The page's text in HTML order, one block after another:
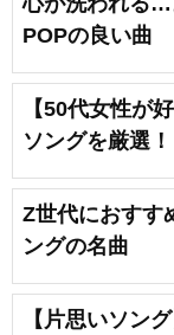
POPの良い曲
【50代女性が
ソングを厳選！
Z世代におすす
ングの名曲
【片思いソン